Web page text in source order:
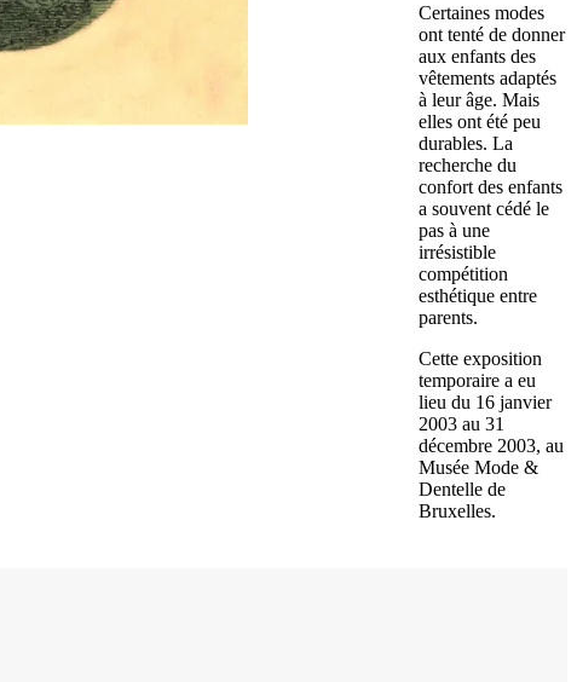
Certaines modes
ont tenté de donner
aux enfants des
vêtements adaptés
à leur âge. Mais
elles ont été peu
durables. La
recherche du
confort des enfants
a souvent cédé le
pas à une
irrésistible
compétition
esthétique entre
parents.
Cette exposition
temporaire a eu
lieu du 16 janvier
2003 au 31
décembre 2003, au
Musée Mode &
Dentelle de
Bruxelles.